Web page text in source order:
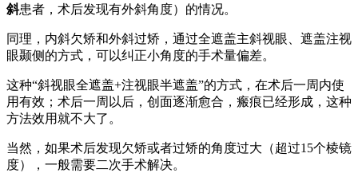
斜患者，术后发现有外斜角度）的情况。
同理，内斜欠矫和外斜过矫，通过全遮盖主斜视眼、遮盖注视
眼颞侧的方式，可以纠正小角度的手术量偏差。
这种“斜视眼全遮盖+注视眼半遮盖”的方式，在术后一周内使
用有效；术后一周以后，创面逐渐愈合，瘢痕已经形成，这种
方法效用就不大了。
当然，如果术后发现欠矫或者过矫的角度过大（超过15个棱镜
度），一般需要二次手术解决。